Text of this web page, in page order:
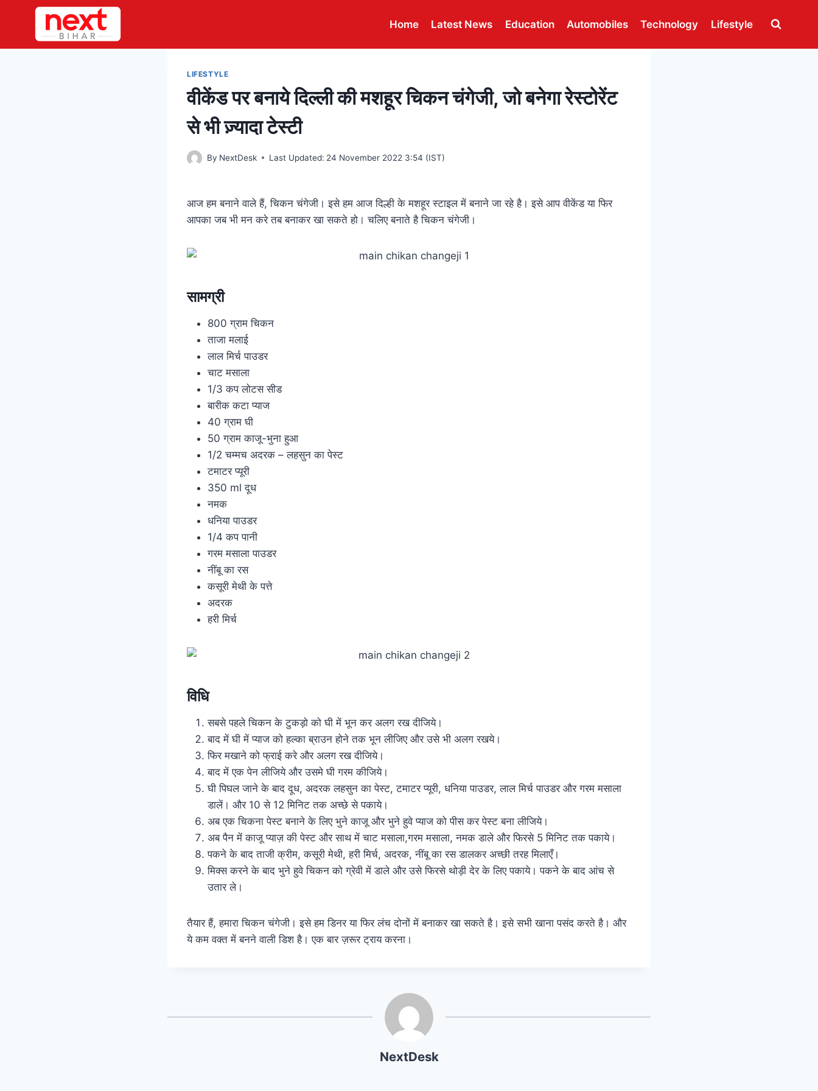
content
Home Latest News Education Automobiles Technology Lifestyle
LIFESTYLE
वीकेंड पर बनाये दिल्ली की मशहूर चिकन चंगेजी, जो बनेगा रेस्टोरेंट
से भी ज़्यादा टेस्टी
By NextDesk Last Updated: 24 November 2022 3:54 (IST)
आज हम बनाने वाले हैं, चिकन चंगेजी। इसे हम आज दिल्ही के मशहूर स्टाइल में बनाने जा रहे है। इसे आप वीकेंड या फिर
आपका जब भी मन करे तब बनाकर खा सकते हो। चलिए बनाते है चिकन चंगेजी।
सामग्री
800 ग्राम चिकन
ताजा मलाई
लाल मिर्च पाउडर
चाट मसाला
1/3 कप लोटस सीड
बारीक कटा प्याज
40 ग्राम घी
50 ग्राम काजू-भुना हुआ
1/2 चम्मच अदरक – लहसुन का पेस्ट
टमाटर प्यूरी
350 ml दूध
नमक
धनिया पाउडर
1/4 कप पानी
गरम मसाला पाउडर
नींबू का रस
कसूरी मेथी के पत्ते
अदरक
हरी मिर्च
विधि
सबसे पहले चिकन के टुकड़ो को घी में भून कर अलग रख दीजिये।
बाद में घी में प्याज को हल्का ब्राउन होने तक भून लीजिए और उसे भी अलग रखये।
फिर मखाने को फ्राई करे और अलग रख दीजिये।
बाद में एक पेन लीजिये और उसमे घी गरम कीजिये।
घी पिघल जाने के बाद दूध, अदरक लहसुन का पेस्ट, टमाटर प्यूरी, धनिया पाउडर, लाल मिर्च पाउडर और गरम मसाला
डालें। और 10 से 12 मिनिट तक अच्छे से पकाये।
अब एक चिकना पेस्ट बनाने के लिए भुने काजू और भुने हुवे प्याज को पीस कर पेस्ट बना लीजिये।
अब पैन में काजू प्याज़ की पेस्ट और साथ में चाट मसाला,गरम मसाला, नमक डाले और फिरसे 5 मिनिट तक पकाये।
पकने के बाद ताजी क्रीम, कसूरी मेथी, हरी मिर्च, अदरक, नींबू का रस डालकर अच्छी तरह मिलाएँ।
मिक्स करने के बाद भुने हुवे चिकन को ग्रेवी में डाले और उसे फिरसे थोड़ी देर के लिए पकाये। पकने के बाद आंच से
उतार ले।
तैयार हैं, हमारा चिकन चंगेजी। इसे हम डिनर या फिर लंच दोनों में बनाकर खा सकते है। इसे सभी खाना पसंद करते है। और
ये कम वक्त में बनने वाली डिश है। एक बार ज़रूर ट्राय करना।
NextDesk